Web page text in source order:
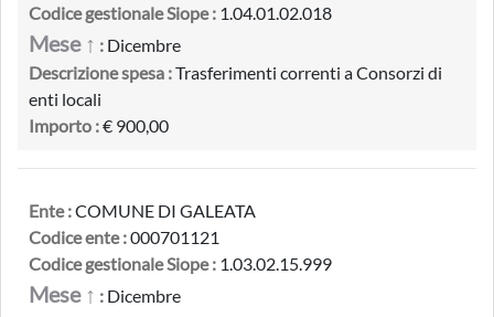
Codice gestionale Siope : 1.04.01.02.018
Mese ↑ : Dicembre
Descrizione spesa :Trasferimenti correnti a Consorzi di
enti locali
Importo :€ 900,00
Ente :COMUNE DI GALEATA
Codice ente :000701121
Codice gestionale Siope : 1.03.02.15.999
Mese ↑ : Dicembre